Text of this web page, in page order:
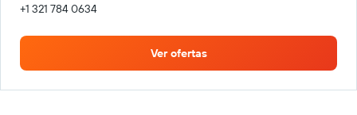
+1 321 784 0634
Ver ofertas